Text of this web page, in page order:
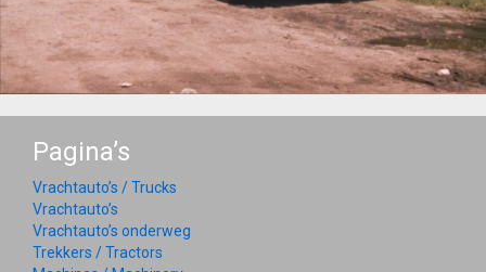
Pagina’s
Vrachtauto’s / Trucks
Vrachtauto’s
Vrachtauto’s onderweg
Trekkers / Tractors